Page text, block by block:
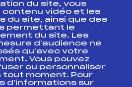
fédéral
Formation, Suivi
du site, vous
contenu vidéo et les
du site, ainsi que des
permettant le
du site. Les
d’audience ne
qu’avec votre
Vous pouvez
ou personnaliser
tout moment. Pour
d'informations sur